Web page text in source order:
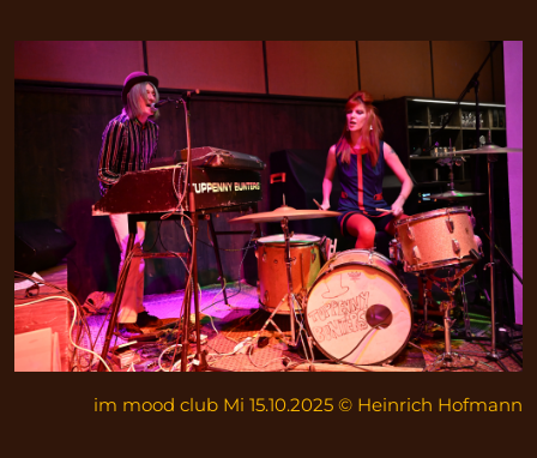
im mood club Mi 15.10.2025 © Heinrich Hofmann